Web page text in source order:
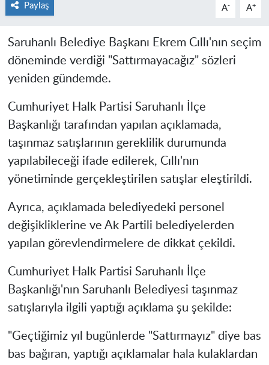
Paylaş A- A+
Saruhanlı Belediye Başkanı Ekrem Cıllı'nın seçim
döneminde verdiği "Sattırmayacağız" sözleri
yeniden gündemde.
Cumhuriyet Halk Partisi Saruhanlı İlçe
Başkanlığı tarafından yapılan açıklamada,
taşınmaz satışlarının gereklilik durumunda
yapılabileceği ifade edilerek, Cıllı'nın
yönetiminde gerçekleştirilen satışlar eleştirildi.
Ayrıca, açıklamada belediyedeki personel
değişikliklerine ve Ak Partili belediyelerden
yapılan görevlendirmelere de dikkat çekildi.
Cumhuriyet Halk Partisi Saruhanlı İlçe
Başkanlığı'nın Saruhanlı Belediyesi taşınmaz
satışlarıyla ilgili yaptığı açıklama şu şekilde:
"Geçtiğimiz yıl bugünlerde "Sattırmayız" diye bas
bas bağıran, yaptığı açıklamalar hala kulaklardan